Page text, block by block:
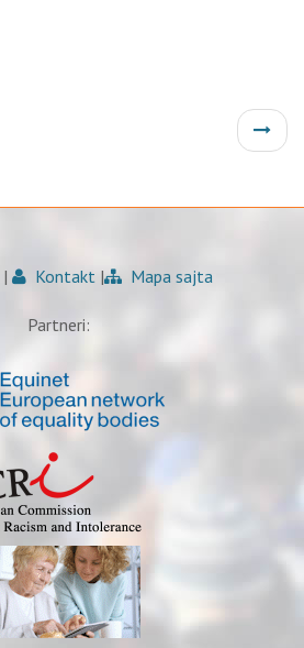
| Kontakt | Mapa sajta
Partneri: